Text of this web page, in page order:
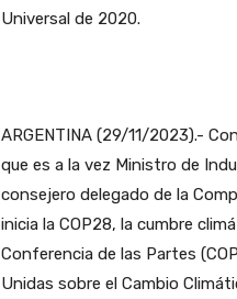
Universal de 2020.
ARGENTINA (29/11/2023).-
que es a la vez Ministro de
consejero delegado de la
inicia la COP28, la cumbre
Conferencia de las Partes
Unidas sobre el Cambio